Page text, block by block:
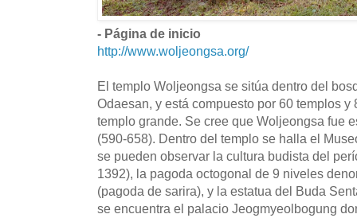
- Página de inicio
http://www.woljeongsa.org/
El templo Woljeongsa se sitúa dentro del
Odaesan, y está compuesto por 60 templos y
templo grande. Se cree que Woljeongsa fue
(590-658). Dentro del templo se halla el
se pueden observar la cultura budista del
1392), la pagoda octogonal de 9 niveles
(pagoda de sarira), y la estatua del Buda
se encuentra el palacio Jeogmyeolbogung